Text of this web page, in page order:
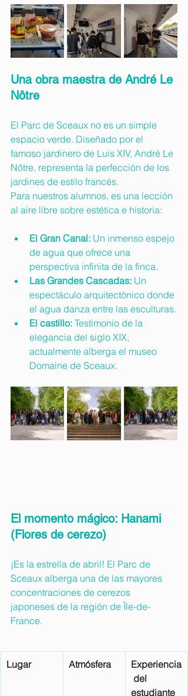
Una obra maestra de André Le
Nôtre
El Parc de Sceaux no es un simple
espacio verde. Diseñado por el
famoso jardinero de Luis XIV, André Le
Nôtre, representa la perfección de los
jardines de estilo francés.
Para nuestros alumnos, es una lección
al aire libre sobre estética e historia:
El Gran Canal: Un inmenso espejo
de agua que ofrece una
perspectiva infinita de la finca.
Las Grandes Cascadas: Un
espectáculo arquitectónico donde
el agua danza entre las esculturas.
El castillo: Testimonio de la
elegancia del siglo XIX,
actualmente alberga el museo
Domaine de Sceaux.
El momento mágico: Hanami
(Flores de cerezo)
¡Es la estrella de abril! El Parc de
Sceaux alberga una de las mayores
concentraciones de cerezos
japoneses de la región de Île-de-
France.
Lugar Atmósfera
Experiencia
del
estudiante